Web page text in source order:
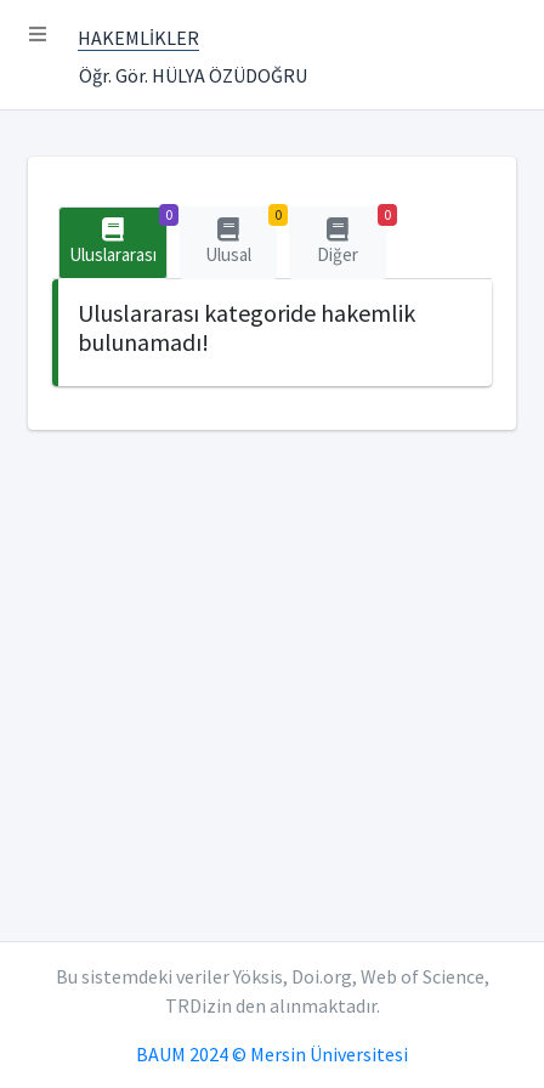
HAKEMLİKLER
Öğr. Gör. HÜLYA ÖZÜDOĞRU
0
Uluslararası
0
Ulusal
0
Diğer
Uluslararası kategoride hakemlik
bulunamadı!
Bu sistemdeki veriler Yöksis, Doi.org, Web of Science,
TRDizin den alınmaktadır.
BAUM 2024 © Mersin Üniversitesi